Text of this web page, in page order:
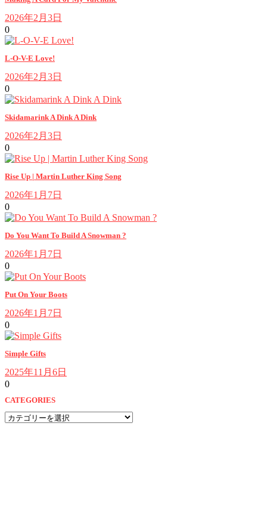
2026年2月3日
0
L-O-V-E Love!
2026年2月3日
0
Skidamarink A Dink A Dink
2026年2月3日
0
Rise Up | Martin Luther King Song
2026年1月7日
0
Do You Want To Build A Snowman ?
2026年1月7日
0
Put On Your Boots
2026年1月7日
0
Simple Gifts
2025年11月6日
0
CATEGORIES
CATEGORIES